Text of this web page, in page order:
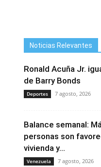
Noticias Relevantes
Ronald Acuña Jr.
de Barry Bonds
Deportes 7 agosto, 2026
Balance semanal:
personas son
vivienda y...
Venezuela 7 agosto, 2026